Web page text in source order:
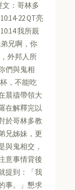
文：哥林多
22 QT亮
我所親
兄啊，你
外邦人所
們與鬼相
，不能吃
晨禱帶領大
在解釋完以
於哥林多教
兄姊妹，更
與鬼相交，
意事情背後
提到：「我
事。」懇求